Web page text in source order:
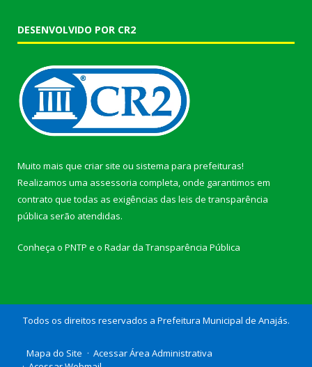
DESENVOLVIDO POR CR2
Muito mais que criar site ou sistema para prefeituras!
Realizamos uma assessoria completa, onde garantimos em
contrato que todas as exigências das leis de transparência
pública serão atendidas.
Conheça o PNTP e o Radar da Transparência Pública
Todos os direitos reservados a Prefeitura Municipal de Anajás.
Mapa do Site
Acessar Área Administrativa